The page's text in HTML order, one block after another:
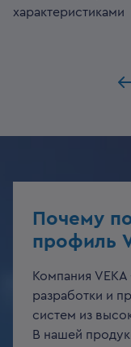
характеристиками
Почему
профиль
Компания
разработки и
систем из
В нашей